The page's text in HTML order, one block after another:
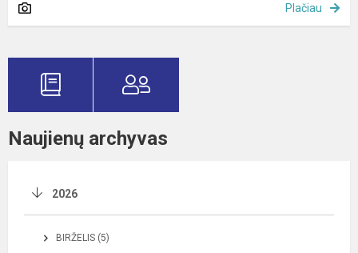
Plačiau
Naujienų archyvas
2026
BIRŽELIS (5)